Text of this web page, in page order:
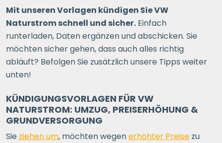
Mit unseren Vorlagen kündigen Sie VW
Naturstrom schnell und sicher. Einfach
runterladen, Daten ergänzen und abschicken. Sie
möchten sicher gehen, dass auch alles richtig
abläuft? Befolgen Sie zusätzlich unsere Tipps weiter
unten!
KÜNDIGUNGSVORLAGEN FÜR VW
NATURSTROM: UMZUG, PREISERHÖHUNG &
GRUNDVERSORGUNG
Sie ziehen um, möchten wegenerhöhter Preise zu